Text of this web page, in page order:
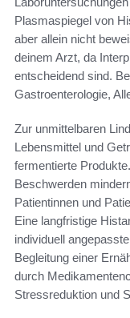
Plasmaspiegel von
aber allein nicht
deinem Arzt, da
entscheidend sind.
Gastroenterologie,
Zur unmittelbaren
Lebensmittel und
fermentierte
Beschwerden
Patientinnen und
Eine langfristige
individuell
Begleitung einer
durch
Stressreduktion und